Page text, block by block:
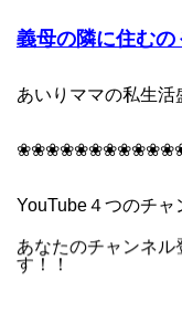
義母の隣に住むの
あいりママの私生活
YouTube４つのチャ
あなたのチャンネル
す！！